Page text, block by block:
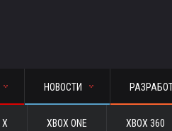
НОВОСТИ
X XBOX ONE XBOX 360